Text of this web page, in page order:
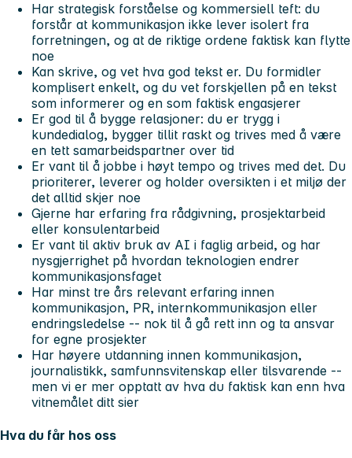
Har strategisk forståelse og kommersiell teft: du
forstår at kommunikasjon ikke lever isolert fra
forretningen, og at de riktige ordene faktisk kan flytte
noe
Kan skrive, og vet hva god tekst er. Du formidler
komplisert enkelt, og du vet forskjellen på en tekst
som informerer og en som faktisk engasjerer
Er god til å bygge relasjoner: du er trygg i
kundedialog, bygger tillit raskt og trives med å være
en tett samarbeidspartner over tid
Er vant til å jobbe i høyt tempo og trives med det. Du
prioriterer, leverer og holder oversikten i et miljø der
det alltid skjer noe
Gjerne har erfaring fra rådgivning, prosjektarbeid
eller konsulentarbeid
Er vant til aktiv bruk av AI i faglig arbeid, og har
nysgjerrighet på hvordan teknologien endrer
kommunikasjonsfaget
Har minst tre års relevant erfaring innen
kommunikasjon, PR, internkommunikasjon eller
endringsledelse -- nok til å gå rett inn og ta ansvar
for egne prosjekter
Har høyere utdanning innen kommunikasjon,
journalistikk, samfunnsvitenskap eller tilsvarende --
men vi er mer opptatt av hva du faktisk kan enn hva
vitnemålet ditt sier
Hva du får hos oss